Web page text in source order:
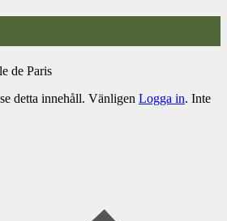
de Paris
detta innehåll. Vänligen Logga in. Inte